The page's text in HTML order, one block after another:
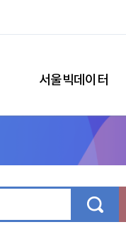
서울빅데이터